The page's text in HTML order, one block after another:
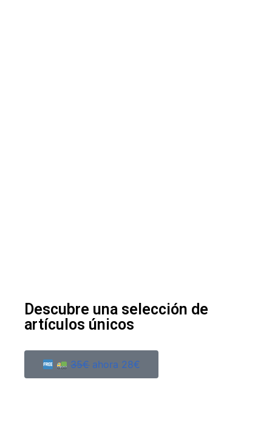
Descubre una selección de
artículos únicos
35€ahora 28€